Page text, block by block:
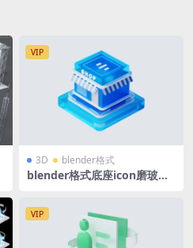
VIP
3D blender格式
blender格式底座icon磨玻璃
VIP